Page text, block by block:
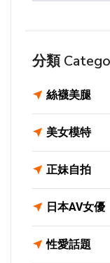
分類
絲襪美腿
美女模特
正妹自拍
日本AV女優
性愛話題